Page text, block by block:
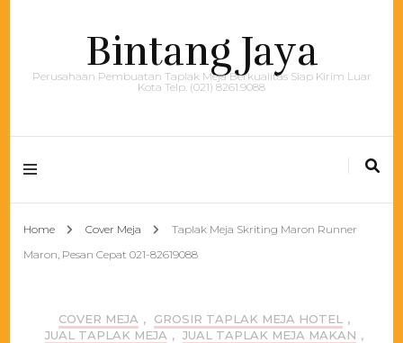
Bintang Jaya
Perusahaan Pembuatan Taplak Meja Berkualitas Siap Kirim Luar
Kota Telp. (021) 8261.9088
Home Cover Meja
Taplak Meja Skriting Maron Runner
Maron, Pesan Cepat 021-82619088
COVER MEJA , GROSIR TAPLAK MEJA HOTEL
,
JUAL TAPLAK MEJA , JUAL TAPLAK MEJA MAKAN ,